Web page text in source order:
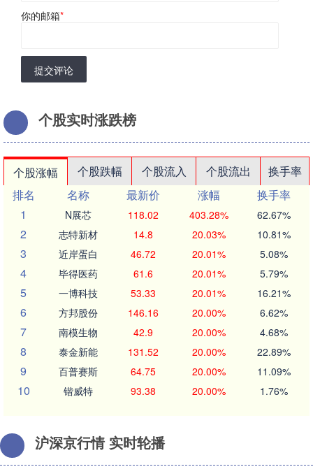
你的邮箱*
提交评论
个股实时涨跌榜
个股涨幅 个股跌幅 个股流入 个股流出
换手率
排名
名称 最新价 涨幅
换手率
1
N展芯 118.02 403.28% 62.67%
2 志特新材 14.8 20.03% 10.81%
3 近岸蛋白 46.72 20.01% 5.08%
4 毕得医药 61.6 20.01% 5.79%
5 一博科技 53.33 20.01% 16.21%
6 方邦股份 146.16 20.00% 6.62%
7 南模生物 42.9 20.00% 4.68%
8 泰金新能 131.52 20.00% 22.89%
9 百普赛斯 64.75 20.00% 11.09%
10 锴威特 93.38 20.00% 1.76%
沪深京行情 实时轮播